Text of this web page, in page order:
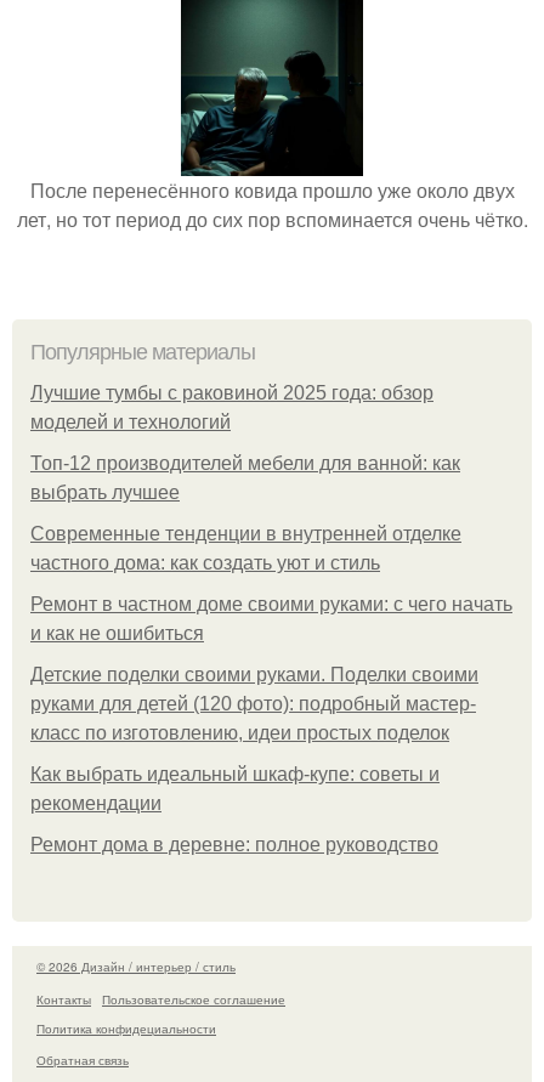
После перенесённого ковида прошло уже около двух
лет, но тот период до сих пор вспоминается очень чётко.
Популярные материалы
Лучшие тумбы с раковиной 2025 года: обзор
моделей и технологий
Топ-12 производителей мебели для ванной: как
выбрать лучшее
Современные тенденции в внутренней отделке
частного дома: как создать уют и стиль
Ремонт в частном доме своими руками: с чего начать
и как не ошибиться
Детские поделки своими руками. Поделки своими
руками для детей (120 фото): подробный мастер-
класс по изготовлению, идеи простых поделок
Как выбрать идеальный шкаф-купе: советы и
рекомендации
Ремонт дома в деревне: полное руководство
© 2026 Дизайн / интерьер / стиль
Контакты
Пользовательское соглашение
Политика конфидециальности
Обратная связь